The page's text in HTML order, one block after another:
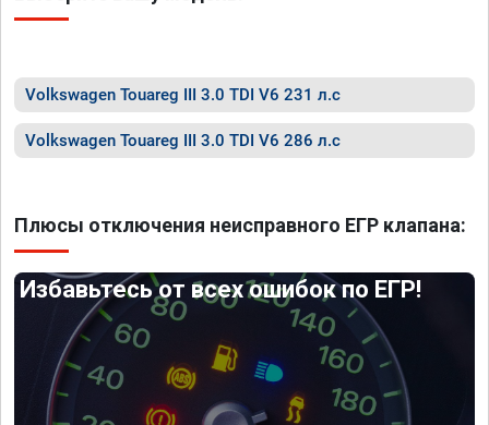
Volkswagen Touareg III 3.0 TDI V6 231 л.с
Volkswagen Touareg III 3.0 TDI V6 286 л.с
Плюсы отключения неисправного ЕГР клапана:
Избавьтесь от всех ошибок по ЕГР!